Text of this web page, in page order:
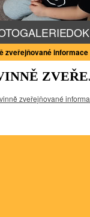
zveřejňované informace
zveřejňované